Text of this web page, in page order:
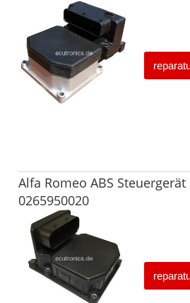
Alfa Romeo ABS Steuergerät
0265950020